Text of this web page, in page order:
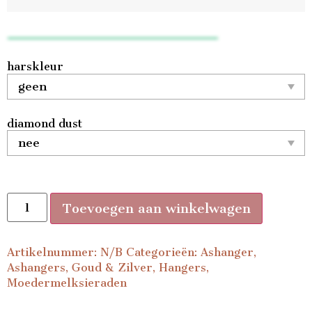
harskleur
diamond dust
Toevoegen aan winkelwagen
Artikelnummer: N/B Categorieën: Ashanger,
Ashangers, Goud & Zilver, Hangers,
Moedermelksieraden